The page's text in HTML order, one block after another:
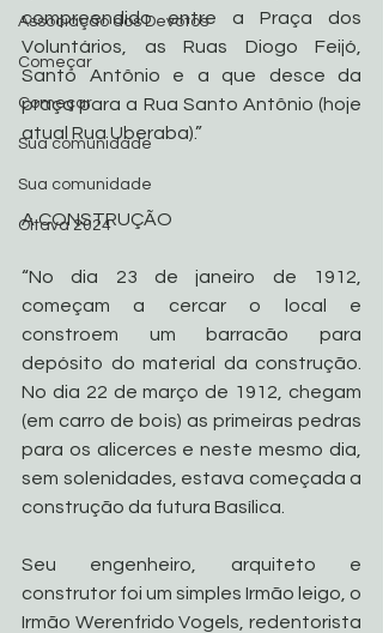
Associação dos Devotos
Começar
Começar
Sua comunidade
Sua comunidade
Oitava 2024
compreendido entre a Praça dos
Voluntários, as Ruas Diogo Feijó,
Santo Antônio e a que desce da
praça para a Rua Santo Antônio (hoje
atual Rua Uberaba).”
A CONSTRUÇÃO
“No dia 23 de janeiro de 1912,
começam a cercar o local e
constroem um barracão para
depósito do material da construção.
No dia 22 de março de 1912, chegam
(em carro de bois) as primeiras pedras
para os alicerces e neste mesmo dia,
sem solenidades, estava começada a
construção da futura Basílica.
Seu engenheiro, arquiteto e
construtor foi um simples Irmão leigo, o
Irmão Werenfrido Vogels, redentorista